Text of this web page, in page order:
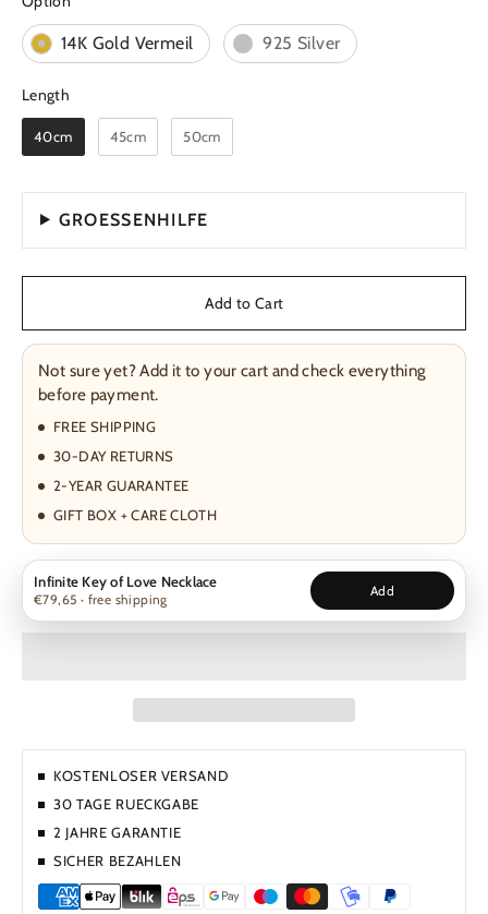
Option
14K Gold Vermeil
925 Silver
Length
Length
40cm 45cm 50cm
GROESSENHILFE
Add to Cart
Not sure yet? Add it to your cart and check everything
before payment.
FREE SHIPPING
30-DAY RETURNS
2-YEAR GUARANTEE
GIFT BOX + CARE CLOTH
Infinite Key of Love Necklace
€79,65 · free shipping
Add
KOSTENLOSER VERSAND
30 TAGE RUECKGABE
2 JAHRE GARANTIE
SICHER BEZAHLEN